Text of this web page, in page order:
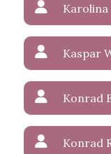
Kaspar
Konrad
Konrad